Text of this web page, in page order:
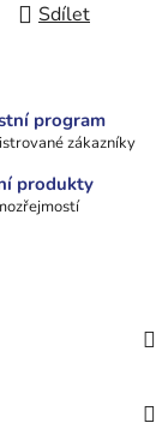
Sdílet
program
zákazníky
produkty